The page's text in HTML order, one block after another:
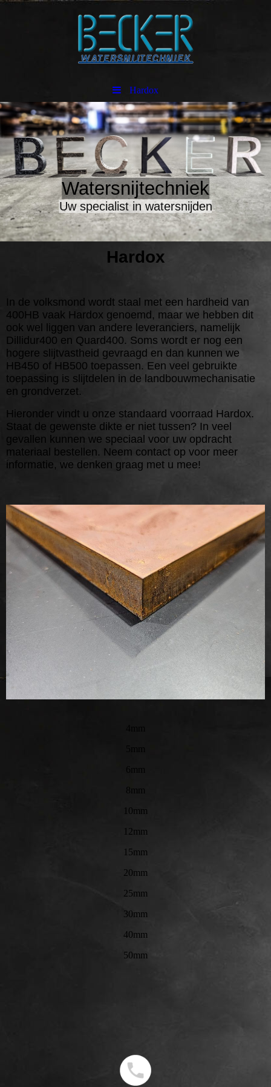
Hardox
Watersnijtechniek
Uw specialist in watersnijden
Hardox
In de volksmond wordt staal met een hardheid van
400HB vaak Hardox genoemd, maar we hebben dit
ook wel liggen van andere leveranciers, namelijk
Dillidur400 en Quard400. Soms wordt er nog een
hogere slijtvastheid gevraagd en dan kunnen we
HB450 of HB500 toepassen. Een veel gebruikte
toepassing is slijtdelen in de landbouwmechanisatie
en grondverzet.
Hieronder vindt u onze standaard voorraad Hardox.
Staat de gewenste dikte er niet tussen? In veel
gevallen kunnen we speciaal voor uw opdracht
materiaal bestellen. Neem contact op voor meer
informatie, we denken graag met u mee!
8mm
10mm
12mm
15mm
20mm
25mm
30mm
40mm
50mm